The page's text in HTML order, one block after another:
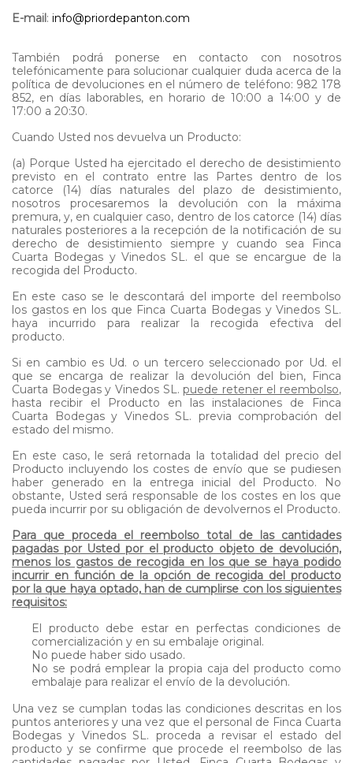
E-mail: info@priordepanton.com
También podrá ponerse en contacto con nosotros
telefónicamente para solucionar cualquier duda acerca de la
política de devoluciones en el número de teléfono: 982 178
852, en días laborables, en horario de 10:00 a 14:00 y de
17:00 a 20:30.
Cuando Usted nos devuelva un Producto:
(a) Porque Usted ha ejercitado el derecho de desistimiento
previsto en el contrato entre las Partes dentro de los
catorce (14) días naturales del plazo de desistimiento,
nosotros procesaremos la devolución con la máxima
premura, y, en cualquier caso, dentro de los catorce (14) días
naturales posteriores a la recepción de la notificación de su
derecho de desistimiento siempre y cuando sea Finca
Cuarta Bodegas y Vinedos SL. el que se encargue de la
recogida del Producto.
En este caso se le descontará del importe del reembolso
los gastos en los que Finca Cuarta Bodegas y Vinedos SL.
haya incurrido para realizar la recogida efectiva del
producto.
Si en cambio es Ud. o un tercero seleccionado por Ud. el
que se encarga de realizar la devolución del bien, Finca
Cuarta Bodegas y Vinedos SL. puede retener el reembolso,
hasta recibir el Producto en las instalaciones de Finca
Cuarta Bodegas y Vinedos SL. previa comprobación del
estado del mismo.
En este caso, le será retornada la totalidad del precio del
Producto incluyendo los costes de envío que se pudiesen
haber generado en la entrega inicial del Producto. No
obstante, Usted será responsable de los costes en los que
pueda incurrir por su obligación de devolvernos el Producto.
Para que proceda el reembolso total de las cantidades
pagadas por Usted por el producto objeto de devolución,
menos los gastos de recogida en los que se haya podido
incurrir en función de la opción de recogida del producto
por la que haya optado, han de cumplirse con los siguientes
requisitos:
El producto debe estar en perfectas condiciones de
comercialización y en su embalaje original.
No puede haber sido usado.
No se podrá emplear la propia caja del producto como
embalaje para realizar el envío de la devolución.
Una vez se cumplan todas las condiciones descritas en los
puntos anteriores y una vez que el personal de Finca Cuarta
Bodegas y Vinedos SL. proceda a revisar el estado del
producto y se confirme que procede el reembolso de las